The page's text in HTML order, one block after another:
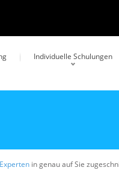
Individuelle Schulungen
in genau auf Sie